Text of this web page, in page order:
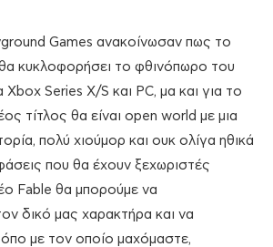
Games ανακοίνωσαν πως το
κυκλοφορήσει το φθινόπωρο του
Xbox Series X/S και PC, μα και για το
τίτλος θα είναι open world με μια
πολύ χιούμορ και ουκ ολίγα ηθικά
που θα έχουν ξεχωριστές
Fable θα μπορούμε να
δικό μας χαρακτήρα και να
με τον οποίο μαχόμαστε,